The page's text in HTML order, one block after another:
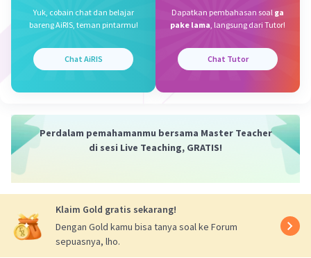
Sumber W Community Level 72
04 Oktober 2023 00:39
Jawaban terverifikasi
80,25 = [(70 × 7) + (75 × 9) + (80 × 8) + (85 × x) + (90
x 5) + (90 x 2)] /(7+9+8+x+5+2)
80,25 = (2.435 + 85x)/(31 + x)
2.487,75 + 80,25x = 2.435 + 85x
2.487,75 - 2.435 = 85x - 80,25x
52,75 = 4,75x
Yuk, cobain chat dan belajar
bareng AiRIS, teman pintarmu!
Chat AiRIS
Dapatkan pembahasan soal ga
pake lama, langsung dari Tutor!
Chat Tutor
Perdalam pemahamanmu bersama Master Teacher
di sesi Live Teaching, GRATIS!
Klaim Gold gratis sekarang!
Dengan Gold kamu bisa tanya soal ke Forum
sepuasnya, lho.